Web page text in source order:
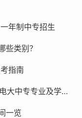
年制中专招生
些类别？
指南
2026 年中央广播电视中等专业学校 电大中专专业及学费一览
一览